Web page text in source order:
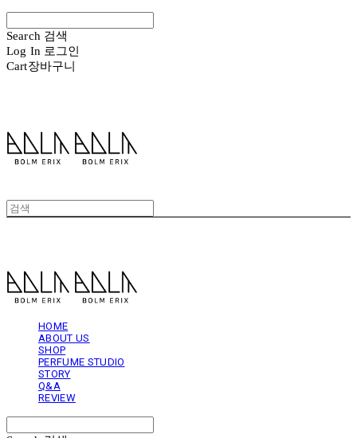
Search 검색
Log In 로그인
Cart장바구니
HOME
ABOUT US
SHOP
PERFUME STUDIO
STORY
Q&A
REVIEW